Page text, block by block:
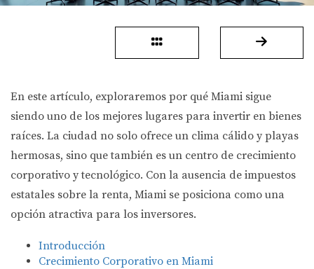
En este artículo, exploraremos por qué Miami sigue
siendo uno de los mejores lugares para invertir en bienes
raíces. La ciudad no solo ofrece un clima cálido y playas
hermosas, sino que también es un centro de crecimiento
corporativo y tecnológico. Con la ausencia de impuestos
estatales sobre la renta, Miami se posiciona como una
opción atractiva para los inversores.
Introducción
Crecimiento Corporativo en Miami